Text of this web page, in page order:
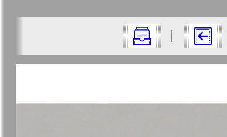
Все номера журнала "Бизнес
|